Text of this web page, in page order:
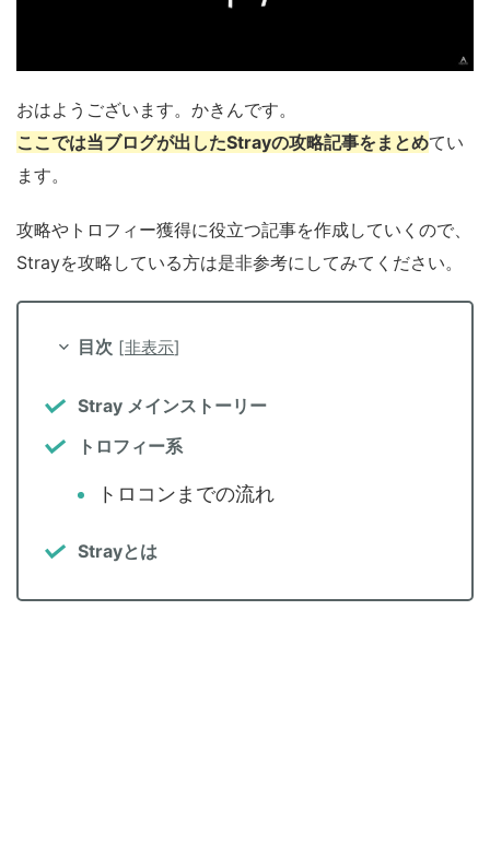
おはようございます。かきんです。
ここでは当ブログが出したStrayの攻略記事をまとめてい
ます。
攻略やトロフィー獲得に役立つ記事を作成していくので、
Strayを攻略している方は是非参考にしてみてください。
目次 [非表示]
Stray メインストーリー
トロフィー系
トロコンまでの流れ
Strayとは